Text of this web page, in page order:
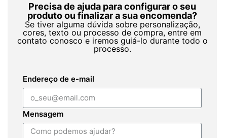
Precisa de ajuda para configurar o seu
produto ou finalizar a sua encomenda?
Se tiver alguma dúvida sobre personalização,
cores, texto ou processo de compra, entre em
contato conosco e iremos guiá-lo durante todo o
processo.
Endereço de e-mail
Mensagem